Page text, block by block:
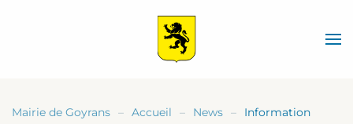
Mairie de Goyrans Accueil News
Information